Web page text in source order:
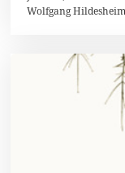
e
e
2
Wolfgang